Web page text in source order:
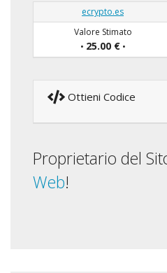
ecrypto.es
Valore Stimato
• 25.00 €•
Ottieni Codice
Proprietario del
Web!